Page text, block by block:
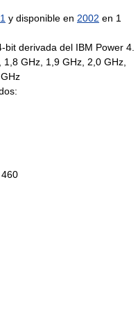
y disponible en 2002 en 1
bit derivada del IBM Power 4.
GHz, 1,9 GHz, 2,0 GHz,